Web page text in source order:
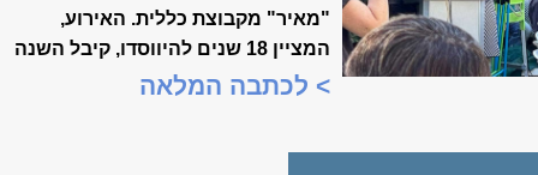
"מאיר" מקבוצת כללית. האירוע,
המציין 18 שנים להיווסדו, קיבל השנה
משמעות מיוחדת, כשנכלל לראשונה
> לכתבה המלאה